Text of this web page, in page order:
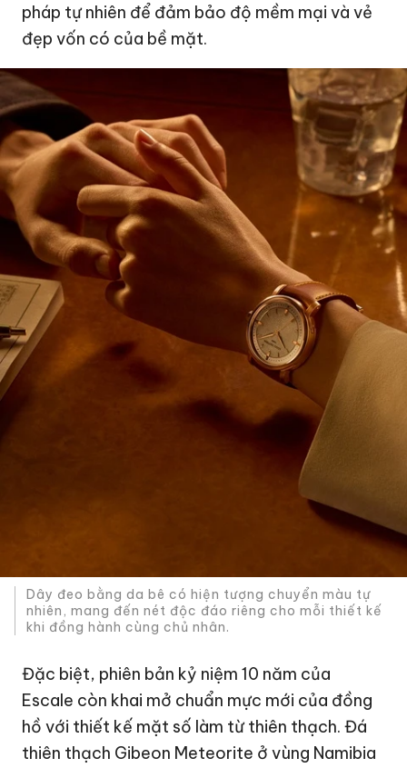
pháp tự nhiên để đảm bảo độ mềm mại và vẻ
đẹp vốn có của bề mặt.
Dây đeo bằng da bê có hiện tượng chuyển màu tự
nhiên, mang đến nét độc đáo riêng cho mỗi thiết kế
khi đồng hành cùng chủ nhân.
Đặc biệt, phiên bản kỷ niệm 10 năm của
Escale còn khai mở chuẩn mực mới của đồng
hồ với thiết kế mặt số làm từ thiên thạch. Đá
thiên thạch Gibeon Meteorite ở vùng Namibia